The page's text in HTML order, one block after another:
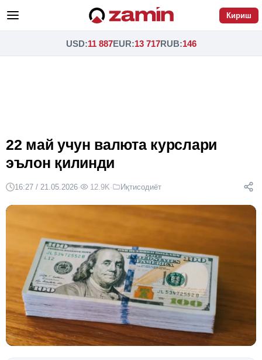
Кириш
USD:11 887EUR:13 717RUB:146
22 май учун валюта курслари
эълон қилинди
16:27 / 21.05.2026· 12.9K· Иқтисодиёт